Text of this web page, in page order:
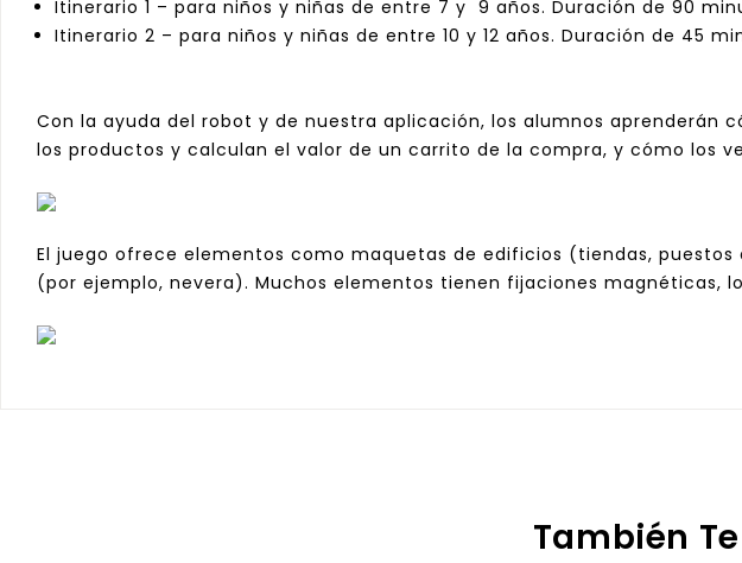
Itinerario 1 – para niños y niñas de entre 7 y 9 años. Duración de 90
Itinerario 2 – para niños y niñas de entre 10 y 12 años. Duración de 45
Con la ayuda del robot y de nuestra aplicación, los alumnos
los productos y calculan el valor de un carrito de la compra, y cómo los
El juego ofrece elementos como maquetas de edificios (tiendas,
(por ejemplo, nevera). Muchos elementos tienen fijaciones magnéticas,
También